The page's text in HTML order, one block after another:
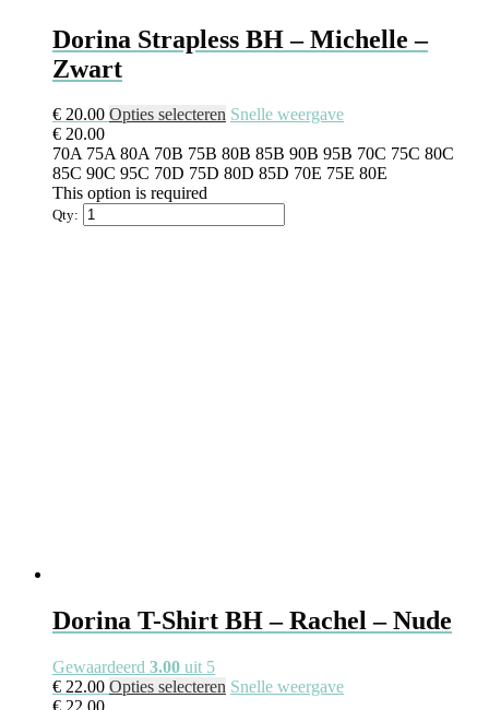
Dorina Strapless BH – Michelle –
Zwart
€ 20.00 Opties selecteren Dit
heeft
meerdere
optie
Snelle weergave
€ 20.00
70A 75A80A 70B 75B 80B 85B 90B 95B 70C 75C 80C
85C 90C 95C 70D 75D 80D 85D 70E 75E 80E
This option is required
Qty:
Dorina T-Shirt BH – Rachel – Nude
Gewaardeerd 3.00 uit 5
€ 22.00 Opties selecteren Dit
Snelle weergave